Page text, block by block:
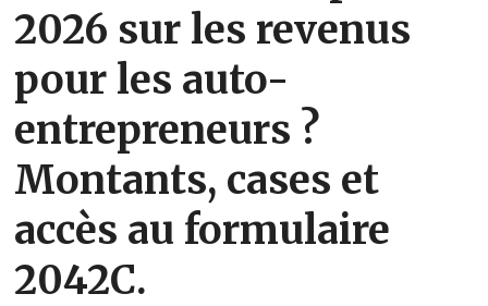
2026 sur les revenus
pour les auto-
entrepreneurs ?
Montants, cases et
accès au formulaire
2042C.